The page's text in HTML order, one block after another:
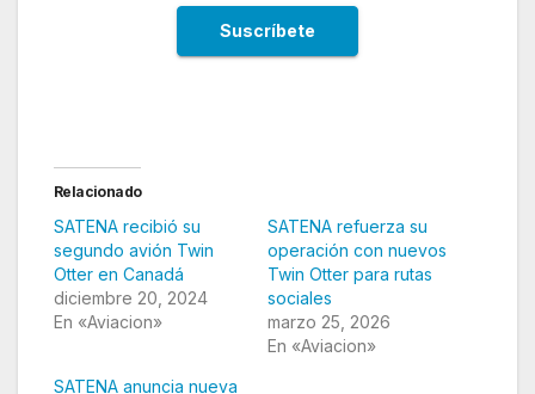
Relacionado
SATENA recibió su
segundo avión Twin
Otter en Canadá
diciembre 20, 2024
En «Aviacion»
SATENA refuerza su
operación con nuevos
Twin Otter para rutas
sociales
marzo 25, 2026
En «Aviacion»
SATENA anuncia nueva